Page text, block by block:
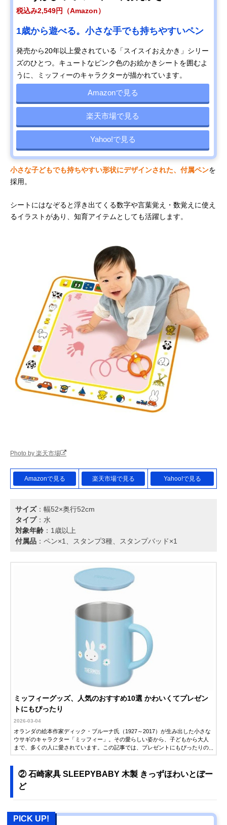
税込み2,549円（Amazon）
1歳から遊べる。小さな手でも持ちやすいペン
発売から20年以上愛されている「スイスイおえかき」シリー
ズのひとつ。キュートなピンク色のお絵かきシートを囲むよ
うに、ミッフィーのキャラクターが描かれています。
Amazonで見る
楽天市場で見る
Yahoo!で見る
小さな子どもでも持ちやすい形状にデザインされた、付属ペンを
採用。
シートにはなぞると浮き出てくる数字や言葉覚え・数覚えに使え
るイラストがあり、知育アイテムとしても活躍します。
Photo by 楽天市場
Amazonで見る 楽天市場で見る Yahoo!で見る
サイズ：幅52×奥行52cm
タイプ：水
対象年齢 ：1歳以上
付属品 ：ペン×1、スタンプ3種、スタンプバッド×1
ミッフィーグッズ、人気のおすすめ10選 かわいくてプレゼン
トにもぴったり
2026-03-04
オランダの絵本作家ディック・ブルーナ氏（1927～2017）が生み出した小さな
ウサギのキャラクター「ミッフィー」。その愛らしい姿から、子どもから大人
まで、多くの人に愛されています。この記事では、プレゼントにもぴったりの
② 石崎家具 SLEEPYBABY 木製 きっずほわいとぼー
ど
PICK UP!